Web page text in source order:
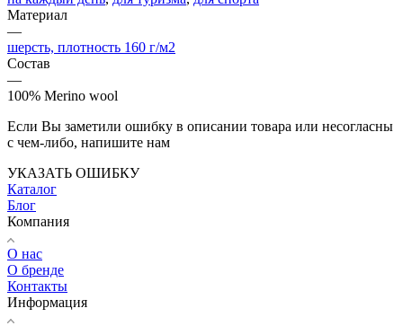
Материал
—
шерсть, плотность 160 г/м2
Состав
—
100% Merino wool
Если Вы заметили ошибку в описании товара или несогласны
с чем-либо, напишите нам
УКАЗАТЬ ОШИБКУ
Каталог
Блог
Компания
О нас
О бренде
Контакты
Информация